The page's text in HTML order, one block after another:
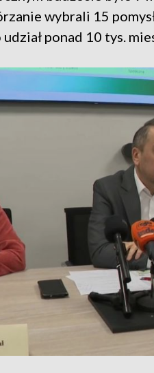
wybrali 15
ponad 10 tys.